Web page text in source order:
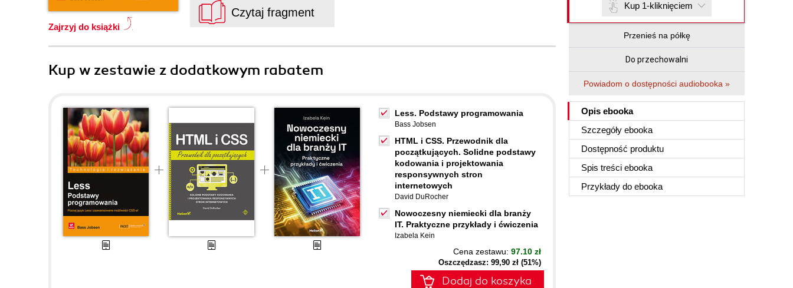
Zajrzyj do książki
Czytaj fragment
Kup 1-kliknięciem
Przenieś na półkę
Do przechowalni
Powiadom o dostępności audiobooka »
Opis ebooka
Szczegóły ebooka
Dostępność produktu
Spis treści ebooka
Przykłady do ebooka
Kup w zestawie z dodatkowym rabatem
Less. Podstawy programowania
Bass Jobsen
HTML i CSS. Przewodnik dla
początkujących. Solidne podstawy
kodowania i projektowania
responsywnych stron
internetowych
David DuRocher
Nowoczesny niemiecki dla branży
IT. Praktyczne przykłady i ćwiczenia
Izabela Kein
Cena zestawu: 97.10 zł
Oszczędzasz: 99,90 zł (51%)
Dodaj do koszyka